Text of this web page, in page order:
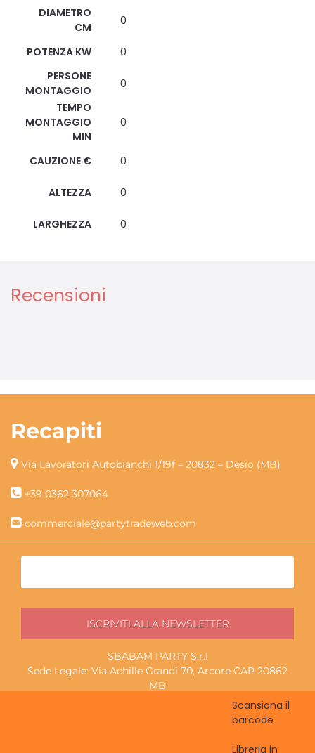
Scansiona il
barcode
Libreria in
DIAMETRO
CM
0
POTENZA KW
0
PERSONE
MONTAGGIO
0
TEMPO
MONTAGGIO
MIN
0
CAUZIONE € 0
ALTEZZA 0
LARGHEZZA 0
Recensioni
Recapiti
Via Lavoratori Autobianchi 1/19f – 20832 – Desio (MB)
+39 0362 307064
commerciale@partytradeweb.com
SBABAM PARTY S.r.l
Sede Legale: Via Achille Grandi 70, Arcore CAP 20862
MB
Magazzino ritiro: Via Lavoratori Autobianchi 1/19f, Desio